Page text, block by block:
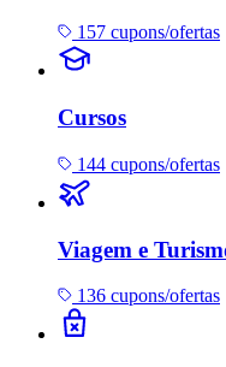
157 cupons/ofertas
Cursos
144 cupons/ofertas
Viagem e
136 cupons/ofertas